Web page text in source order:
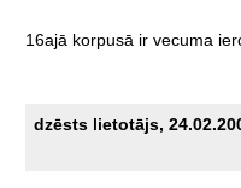
16ajā korpusā ir vecuma
dzēsts lietotājs,